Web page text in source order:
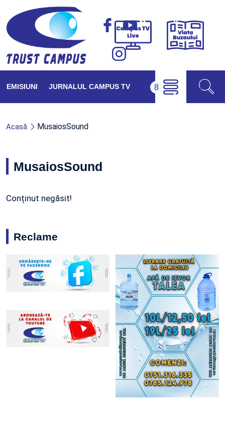
Campus
Viața
EMISIUNI JURNALUL CAMPUS TV
Acasă MusaiosSound
MusaiosSound
Conținut negăsit!
Reclame